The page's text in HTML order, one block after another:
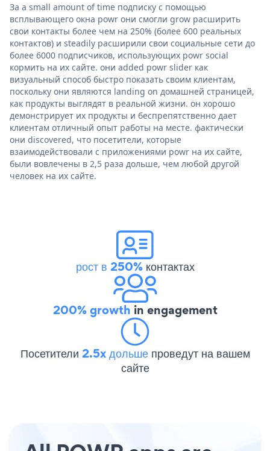
За a small amount of time подписку с помощью
всплывающего окна powr они смогли grow расширить
свои контакты более чем на 250% (более 600 реальных
контактов) и steadily расширили свои социальные сети до
более 6000 подписчиков, использующих powr social
кормить на их сайте. они added powr slider как
визуальный способ быстро показать своим клиентам,
поскольку они являются landing on домашней страницей,
как продукты выглядят в реальной жизни. он хорошо
демонстрирует их продукты и беспрепятственно дает
клиентам отличный опыт работы на месте. фактически
они discovered, что посетители, которые
взаимодействовали с приложениями powr на их сайте,
были вовлечены в 2,5 раза дольше, чем любой другой
человек на их сайте.
рост в 250%контактах
200% growth in engagement
Посетители 2.5x дольше проведут на вашем
сайте